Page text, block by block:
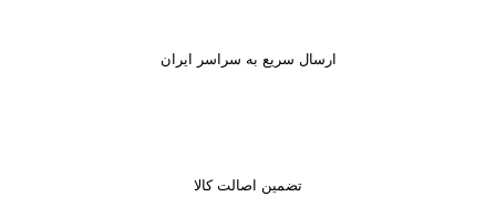
ارسال سریع به سراسر ایران
تضمین اصالت کالا